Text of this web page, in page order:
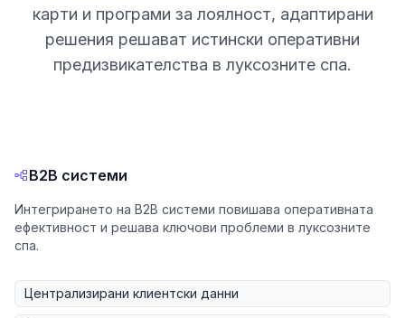
карти и програми за лоялност, адаптирани
решения решават истински оперативни
предизвикателства в луксозните спа.
B2B системи
Интегрирането на B2B системи повишава оперативната
ефективност и решава ключови проблеми в луксозните
спа.
Централизирани клиентски данни